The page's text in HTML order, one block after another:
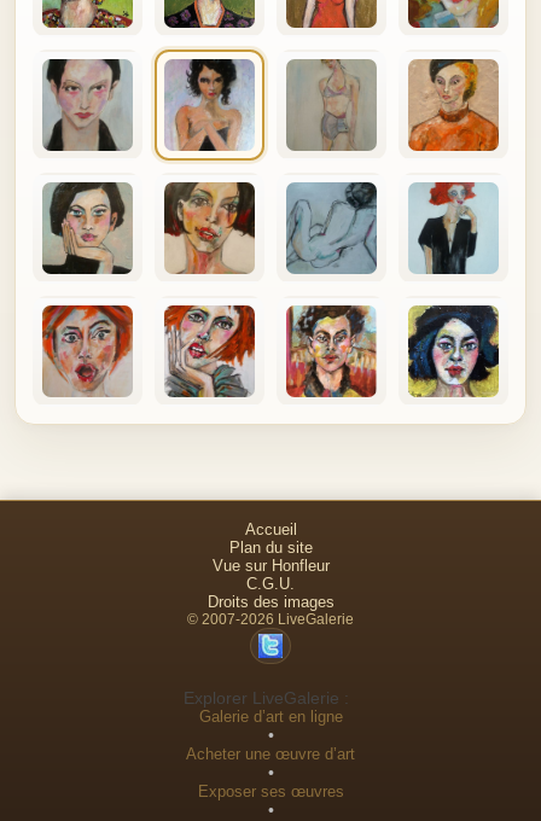
Accueil
Plan du site
Vue sur Honfleur
C.G.U.
Droits des images
© 2007-2026 LiveGalerie
Explorer LiveGalerie :
Galerie d’art en ligne
•
Acheter une œuvre d’art
•
Exposer ses œuvres
•